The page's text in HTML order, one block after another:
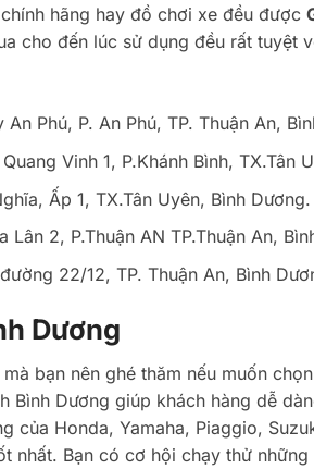
hãng hay đồ chơi xe đều được
cho đến lúc sử dụng đều rất tuyệt
An Phú, P. An Phú, TP. Thuận An,
Vinh 1, P.Khánh Bình, TX.Tân
Ấp 1, TX.Tân Uyên, Bình
Lân 2, P.Thuận AN TP.Thuận An,
22/12, TP. Thuận An, Bình
Dương
bạn nên ghé thăm nếu muốn
Bình Dương giúp khách hàng dễ
của Honda, Yamaha, Piaggio,
nhất. Bạn có cơ hội chạy thử